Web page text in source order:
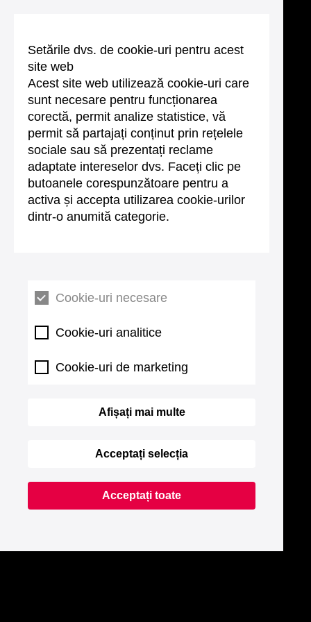
Setările dvs. de cookie-uri pentru acest
site web
Acest site web utilizează cookie-uri care
sunt necesare pentru funcționarea
corectă, permit analize statistice, vă
permit să partajați conținut prin rețelele
sociale sau să prezentați reclame
adaptate intereselor dvs. Faceți clic pe
butoanele corespunzătoare pentru a
activa și accepta utilizarea cookie-urilor
dintr-o anumită categorie.
Cookie-uri necesare
Cookie-uri analitice
Cookie-uri de marketing
Afișați mai multe
Acceptați selecția
Acceptați toate